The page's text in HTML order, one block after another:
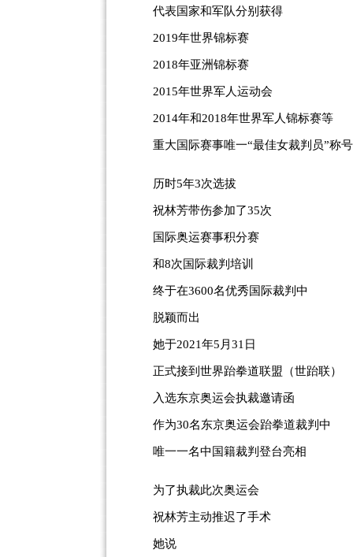
代表国家和军队分别获得
2019年世界锦标赛
2018年亚洲锦标赛
2015年世界军人运动会
2014年和2018年世界军人锦标赛等
重大国际赛事唯一“最佳女裁判员”称号
历时5年3次选拔
祝林芳带伤参加了35次
国际奥运赛事积分赛
和8次国际裁判培训
终于在3600名优秀国际裁判中
脱颖而出
她于2021年5月31日
正式接到世界跆拳道联盟（世跆联）
入选东京奥运会执裁邀请函
作为30名东京奥运会跆拳道裁判中
唯一一名中国籍裁判登台亮相
为了执裁此次奥运会
祝林芳主动推迟了手术
她说